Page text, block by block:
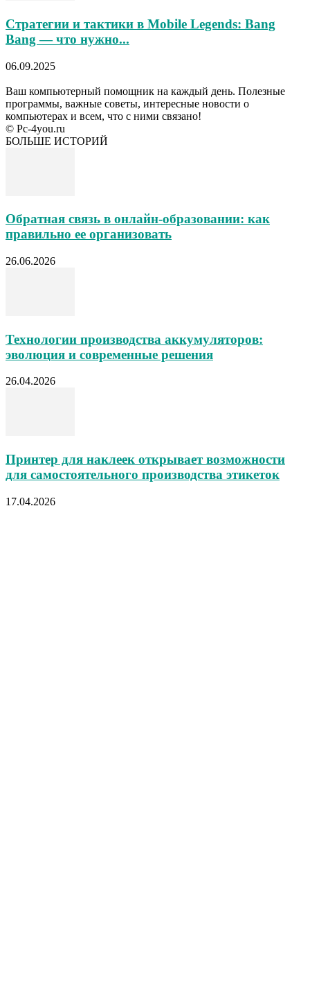
Стратегии и тактики в Mobile Legends: Bang
Bang — что нужно...
06.09.2025
Ваш компьютерный помощник на каждый день. Полезные
программы, важные советы, интересные новости о
компьютерах и всем, что с ними связано!
© Pc-4you.ru
БОЛЬШЕ ИСТОРИЙ
Обратная связь в онлайн-образовании: как
правильно ее организовать
26.06.2026
Технологии производства аккумуляторов:
эволюция и современные решения
26.04.2026
Принтер для наклеек открывает возможности
для самостоятельного производства этикеток
17.04.2026